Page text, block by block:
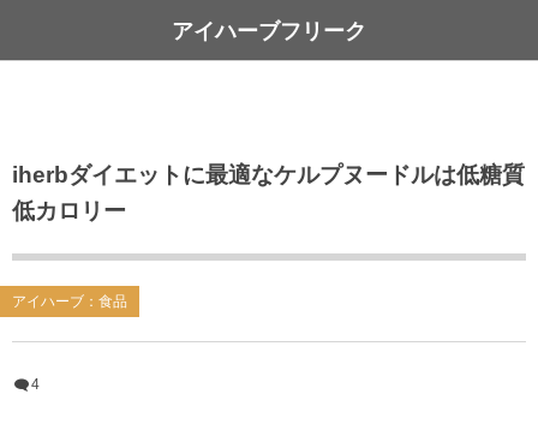
アイハーブフリーク
iherbダイエットに最適なケルプヌードルは低糖質
低カロリー
アイハーブ：食品
4